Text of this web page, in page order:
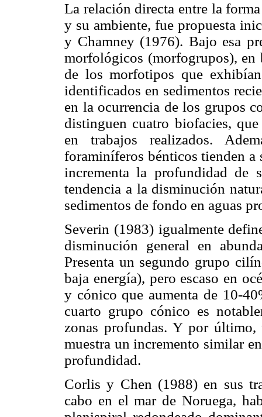
La relación directa entre la
y su ambiente, fue propuesta
y Chamney (1976). Bajo esa
morfológicos (morfogrupos), en
de los morfotipos que
identificados en sedimentos
en la ocurrencia de los grupos
distinguen cuatro biofacies,
en trabajos realizados.
foraminíferos bénticos tienden a
incrementa la profundidad de
tendencia a la disminución
sedimentos de fondo en aguas
Severin (1983) igualmente
disminución general en
Presenta un segundo grupo
baja energía), pero escaso en
y cónico que aumenta de 10-
cuarto grupo cónico es
zonas profundas. Y por
muestra un incremento similar
profundidad.
Corlis y Chen (1988) en sus
cabo en el mar de Noruega,